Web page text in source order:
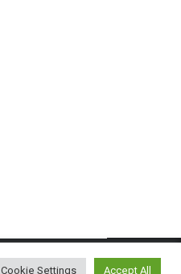
Cookie Settings Accept All